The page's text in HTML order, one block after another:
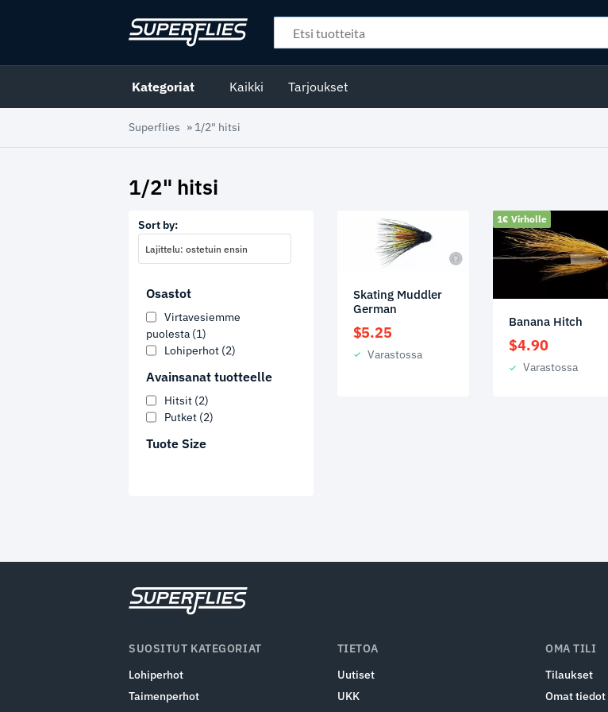
Kategoriat Kaikki Tarjoukset
Superflies » 1/2" hitsi
1/2" hitsi
Sort by:
Lajittelu: ostetuin ensin
Osastot
Virtavesiemme
puolesta (1)
Lohiperhot (2)
Avainsanat tuotteelle
Hitsit (2)
Putket (2)
Tuote Size
Skating Muddler
German
$5.25
Varastossa
1€ Virholle
Banana Hitch
$4.90
Varastossa
SUOSITUT KATEGORIAT
Lohiperhot
Taimenperhot
TIETOA
Uutiset
UKK
OMA TILI
Tilaukset
Omat tiedot